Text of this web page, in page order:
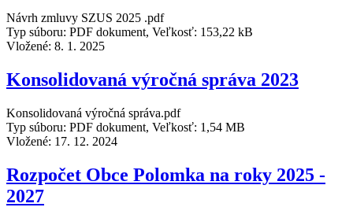
Návrh zmluvy SZUS 2025 .pdf
Typ súboru: PDF dokument, Veľkosť: 153,22 kB
Vložené: 8. 1. 2025
Konsolidovaná výročná správa 2023
Konsolidovaná výročná správa.pdf
Typ súboru: PDF dokument, Veľkosť: 1,54 MB
Vložené: 17. 12. 2024
Rozpočet Obce Polomka na roky 2025 -
2027